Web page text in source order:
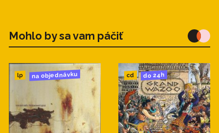
Mohlo by sa vam páčiť
lp na objednávku cd do 24h